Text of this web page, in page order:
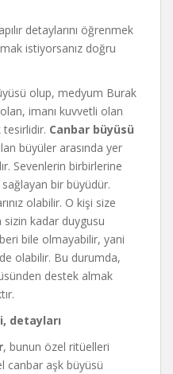
detaylarını öğrenmek
istiyorsanız doğru
olup, medyum Burak
imanı kuvvetli olan
tesirlidir. Canbar büyüsü
büyüler arasında yer
Sevenlerin birbirlerine
sağlayan bir büyüdür.
olabilir. O kişi size
sizin kadar duygusu
bile olmayabilir, yani
olabilir. Bu durumda,
destek almak
detayları
, bunun özel ritüelleri
canbar aşk büyüsü